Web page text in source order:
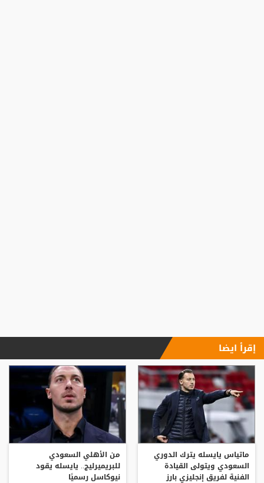
إقرأ ايضا
ماتياس يايسله يترك الدوري
السعودي ويتولى القيادة
الفنية لفريق إنجليزي بارز
من الأهلي السعودي
للبريميرليج.. يايسله يقود
نيوكاسل رسميًا